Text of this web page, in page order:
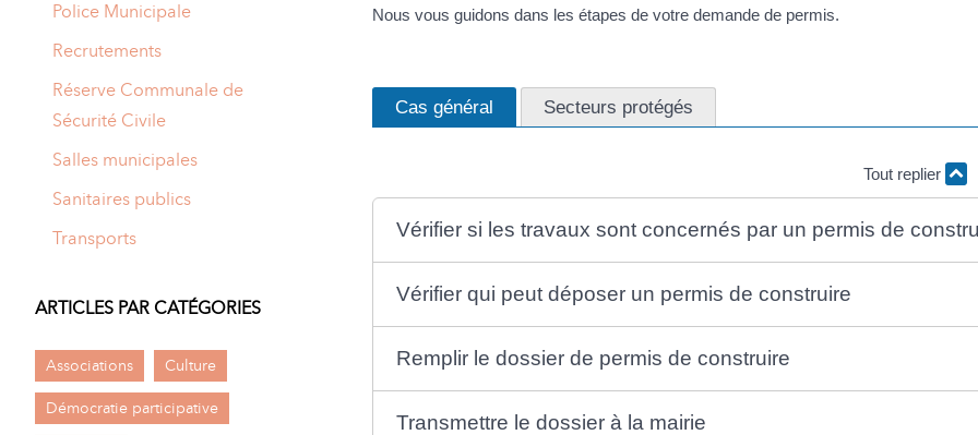
Nous vous guidons dans les étapes de votre demande de permis.
Cas général Secteurs protégés
Tout replier
Vérifier si les travaux sont concernés par un permis de
Vérifier qui peut déposer un permis de construire
Remplir le dossier de permis de construire
Transmettre le dossier à la mairie
Police Municipale
Recrutements
Réserve Communale de
Sécurité Civile
Salles municipales
Sanitaires publics
Transports
ARTICLES PAR CATÉGORIES
Associations Culture
Démocratie participative